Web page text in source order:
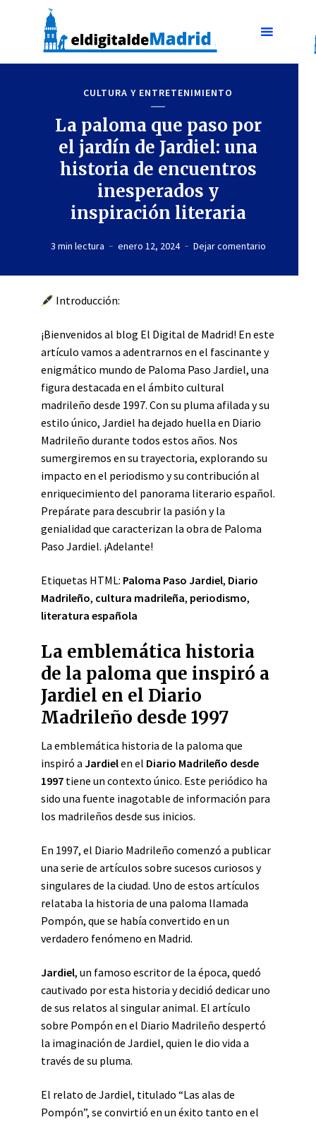
CULTURA Y ENTRETENIMIENTO
La paloma que paso por
el jardín de Jardiel: una
historia de encuentros
inesperados y
inspiración literaria
3 min lectura enero 12, 2024 Dejar comentario
Introducción:
¡Bienvenidos al blog El Digital de Madrid! En este
artículo vamos a adentrarnos en el fascinante y
enigmático mundo de Paloma Paso Jardiel, una
figura destacada en el ámbito cultural
madrileño desde 1997. Con su pluma afilada y su
estilo único, Jardiel ha dejado huella en Diario
Madrileño durante todos estos años. Nos
sumergiremos en su trayectoria, explorando su
impacto en el periodismo y su contribución al
enriquecimiento del panorama literario español.
Prepárate para descubrir la pasión y la
genialidad que caracterizan la obra de Paloma
Paso Jardiel. ¡Adelante!
Etiquetas HTML: Paloma Paso Jardiel, Diario
Madrileño, cultura madrileña, periodismo,
literatura española
La emblemática historia
de la paloma que inspiró a
Jardiel en el Diario
Madrileño desde 1997
La emblemática historia de la paloma que
inspiró a Jardielen el Diario Madrileño desde
1997 tiene un contexto único. Este periódico ha
sido una fuente inagotable de información para
los madrileños desde sus inicios.
En 1997, el Diario Madrileño comenzó a publicar
una serie de artículos sobre sucesos curiosos y
singulares de la ciudad. Uno de estos artículos
relataba la historia de una paloma llamada
Pompón, que se había convertido en un
verdadero fenómeno en Madrid.
Jardiel, un famoso escritor de la época, quedó
cautivado por esta historia y decidió dedicar uno
de sus relatos al singular animal. El artículo
sobre Pompón en el Diario Madrileño despertó
la imaginación de Jardiel, quien le dio vida a
través de su pluma.
El relato de Jardiel, titulado “Las alas de
Pompón”, se convirtió en un éxito tanto en el